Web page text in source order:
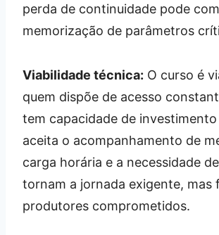
perda de continuidade pode
memorização de parâmetros
Viabilidade técnica: O curso é
quem dispõe de acesso
tem capacidade de investimento
aceita o acompanhamento de
carga horária e a necessidade
tornam a jornada exigente, mas
produtores comprometidos.